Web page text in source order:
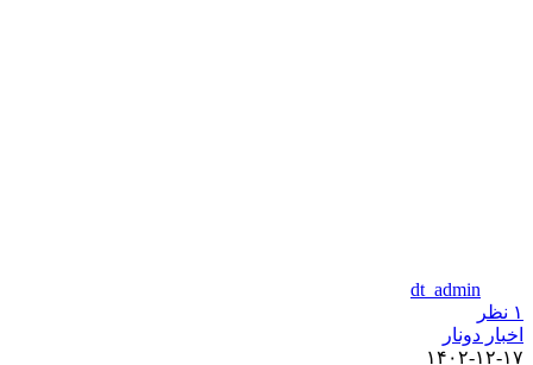
dt_admin
۱ نظر
اخبار دونار
۱۴۰۲-۱۲-۱۷